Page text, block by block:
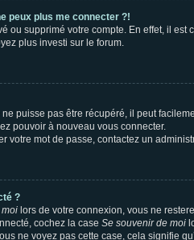
peux plus me connecter ?!
ou supprimé votre compte. En effet, il
plus investi sur le forum.
puisse pas être récupéré, il peut
pouvoir à nouveau vous connecter.
votre mot de passe, contactez un
?
lors de votre connexion, vous ne
cochez la case Se souvenir de moi
ne voyez pas cette case, cela signifie